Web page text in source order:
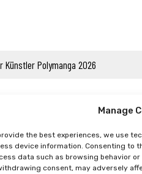
Manage
the best experiences, we use
device information. Consenting to
data such as browsing behavior
consent, may adversely
Polymanga 2026